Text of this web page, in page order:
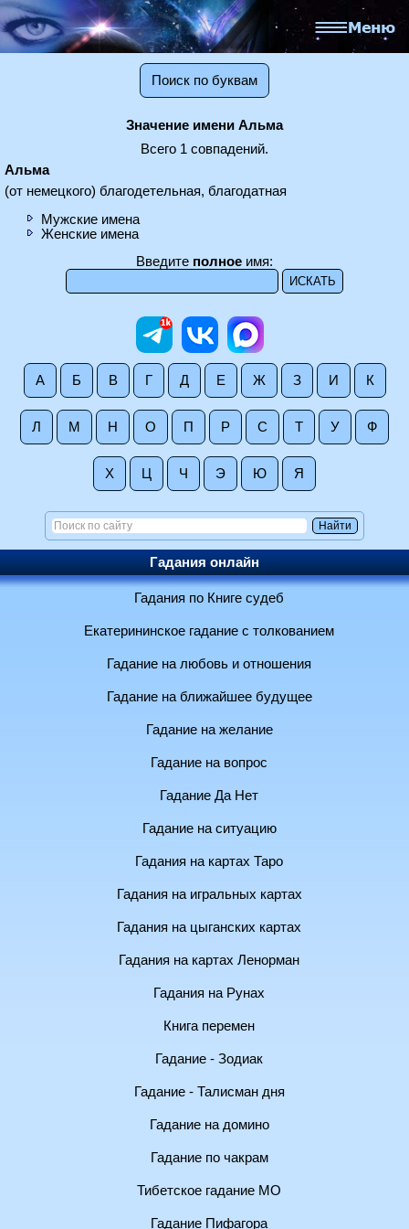
Поиск по буквам
Значение имени Альма
Всего 1 совпадений.
Альма
(от немецкого) благодетельная, благодатная
Мужские имена
Женские имена
Введите полное имя:
А Б В Г Д Е Ж З И К
Л М Н О П Р С Т У Ф
Х Ц Ч Э Ю Я
Гадания онлайн
Гадания по Книге судеб
Екатерининское гадание с толкованием
Гадание на любовь и отношения
Гадание на ближайшее будущее
Гадание на желание
Гадание на вопрос
Гадание Да Нет
Гадание на ситуацию
Гадания на картах Таро
Гадания на игральных картах
Гадания на цыганских картах
Гадания на картах Ленорман
Гадания на Рунах
Книга перемен
Гадание - Зодиак
Гадание - Талисман дня
Гадание на домино
Гадание по чакрам
Тибетское гадание МО
Гадание Пифагора